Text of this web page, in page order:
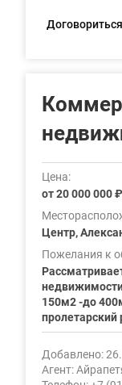
Цена:
от 20 000 000
Центр,
Пожелания к
150м2 -до
пролетарский
Добавлено:
Агент: